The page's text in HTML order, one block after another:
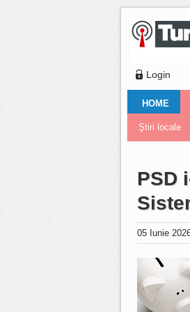
Login
HOME
Ştiri locale
Ştiri locale
Imobiliare
Galerii Foto
Comentariul
PSD
05 Iunie